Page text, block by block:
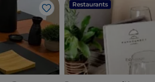
Like
Restaurants